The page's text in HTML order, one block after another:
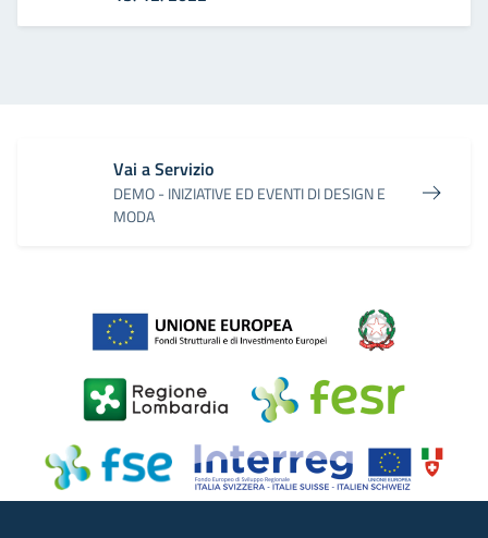
Vai a Servizio
DEMO - INIZIATIVE ED EVENTI DI DESIGN E
MODA